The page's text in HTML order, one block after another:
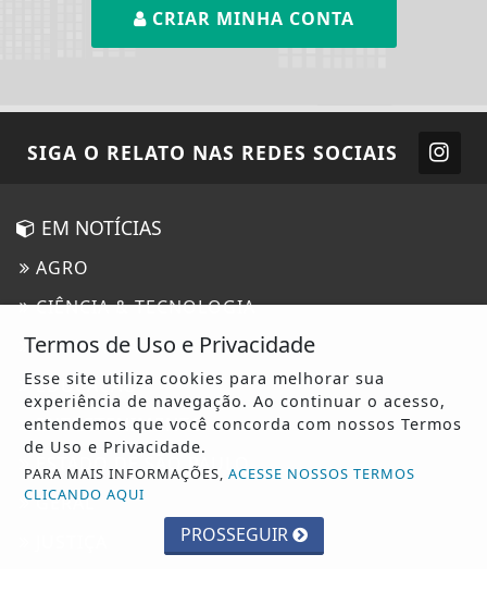
CRIAR MINHA CONTA
SIGA O RELATO NAS REDES SOCIAIS
EM NOTÍCIAS
AGRO
CIÊNCIA & TECNOLOGIA
ECONOMIA
EDUCAÇÃO
ENTRETENIMENTO
ESTADO DE SÃO PAULO
GERAL
Termos de Uso e Privacidade
Esse site utiliza cookies para melhorar sua
experiência de navegação. Ao continuar o acesso,
entendemos que você concorda com nossos Termos
de Uso e Privacidade.
PARA MAIS INFORMAÇÕES,ACESSE NOSSOS TERMOS
CLICANDO AQUI
PROSSEGUIR